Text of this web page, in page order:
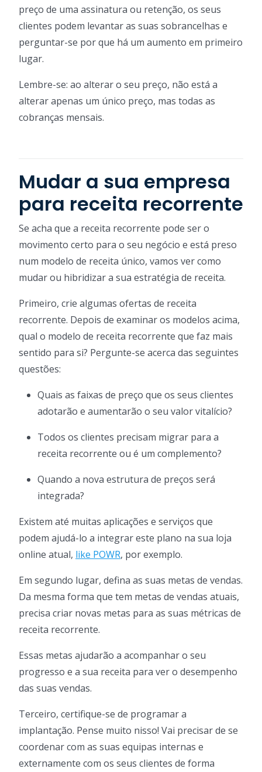
preço de uma assinatura ou retenção, os seus
clientes podem levantar as suas sobrancelhas e
perguntar-se por que há um aumento em primeiro
lugar.
Lembre-se: ao alterar o seu preço, não está a
alterar apenas um único preço, mas todas as
cobranças mensais.
Mudar a sua empresa
para receita recorrente
Se acha que a receita recorrente pode ser o
movimento certo para o seu negócio e está preso
num modelo de receita único, vamos ver como
mudar ou hibridizar a sua estratégia de receita.
Primeiro, crie algumas ofertas de receita
recorrente. Depois de examinar os modelos acima,
qual o modelo de receita recorrente que faz mais
sentido para si? Pergunte-se acerca das seguintes
questões:
Quais as faixas de preço que os seus clientes
adotarão e aumentarão o seu valor vitalício?
Todos os clientes precisam migrar para a
receita recorrente ou é um complemento?
Quando a nova estrutura de preços será
integrada?
Existem até muitas aplicações e serviços que
podem ajudá-lo a integrar este plano na sua loja
online atual, like POWR, por exemplo.
Em segundo lugar, defina as suas metas de vendas.
Da mesma forma que tem metas de vendas atuais,
precisa criar novas metas para as suas métricas de
receita recorrente.
Essas metas ajudarão a acompanhar o seu
progresso e a sua receita para ver o desempenho
das suas vendas.
Terceiro, certifique-se de programar a
implantação. Pense muito nisso! Vai precisar de se
coordenar com as suas equipas internas e
externamente com os seus clientes de forma